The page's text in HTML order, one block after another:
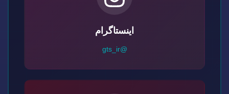
اینستاگرام
@gts_ir